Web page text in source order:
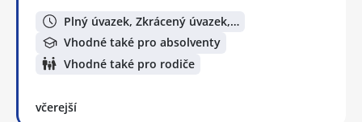
Plný úvazek, Zkrácený úvazek,…
Vhodné také pro absolventy
Vhodné také pro rodiče
včerejší